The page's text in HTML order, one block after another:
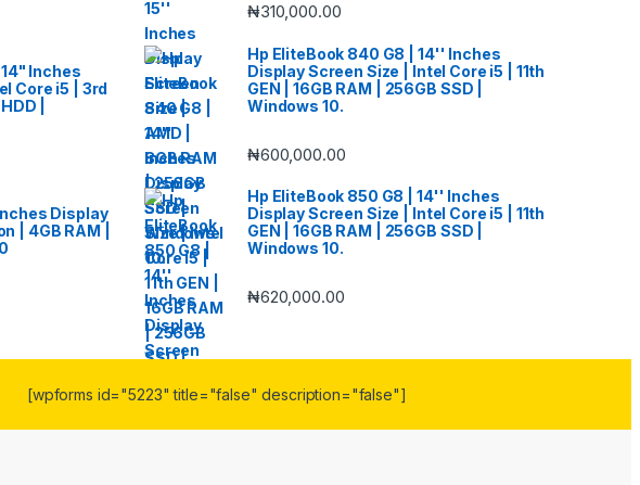
Inches
Core i5 | 3rd
|
Display
| 4GB RAM |
₦310,000.00
Hp EliteBook 840 G8 | 14'' Inches
Display Screen Size | Intel Core i5 | 11th
GEN | 16GB RAM | 256GB SSD |
Windows 10.
₦600,000.00
Hp EliteBook 850 G8 | 14'' Inches
Display Screen Size | Intel Core i5 | 11th
GEN | 16GB RAM | 256GB SSD |
Windows 10.
₦620,000.00
[wpforms id="5223" title="false" description="false"]